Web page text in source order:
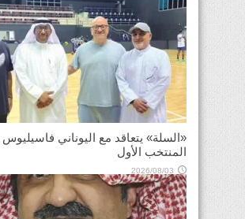
«السلة» يتعاقد مع اليوناني فاسيليوس
المنتخب الأول
2026/08/03